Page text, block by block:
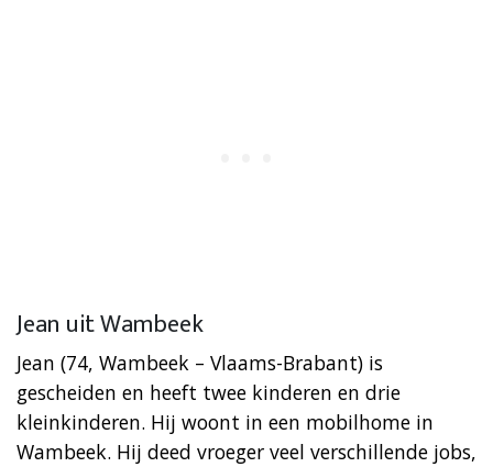
Jean uit Wambeek
Jean (74, Wambeek – Vlaams-Brabant) is
gescheiden en heeft twee kinderen en drie
kleinkinderen. Hij woont in een mobilhome in
Wambeek. Hij deed vroeger veel verschillende jobs,